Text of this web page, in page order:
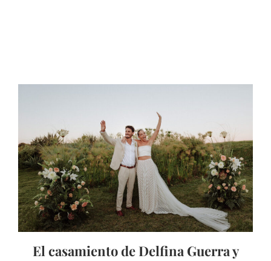
El casamiento de Delfina Guerra y